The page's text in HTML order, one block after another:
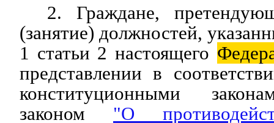
2. Граждане,
(занятие) должностей,
1 статьи 2 настоящего
представлении в
конституционными
законом "О